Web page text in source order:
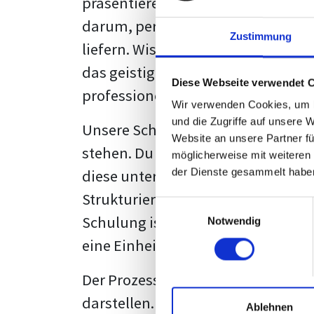
Zustimmung
Diese Webseite verwendet
Wir verwenden Cookies,
und die Zugriffe auf unsere
Website an unsere Partner
möglicherweise mit
der Dienste gesammelt
Notwendig
Ablehnen
darum, persönliche Meinungen
liefern. Wissenschaftliche Texte,
das geistige Eigentum des
professionell zu kommunizieren.
Unsere Schulung wurde mit Blick
stehen. Du wirst nicht nur
diese unter Zuhilfenahme von
Strukturierung ist ebenso
Schulung ist so konzipiert, dass
eine Einheitslösung zu bieten.
Der Prozess des
darstellen. Jedoch, ausgestattet